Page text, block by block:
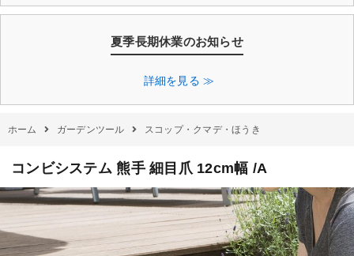
夏季長期休業のお知らせ
詳細を見る ≫
ホーム ガーデンツール スコップ・クマデ・ほうき
コンビシステム 熊手 細目爪 12cm幅 /A